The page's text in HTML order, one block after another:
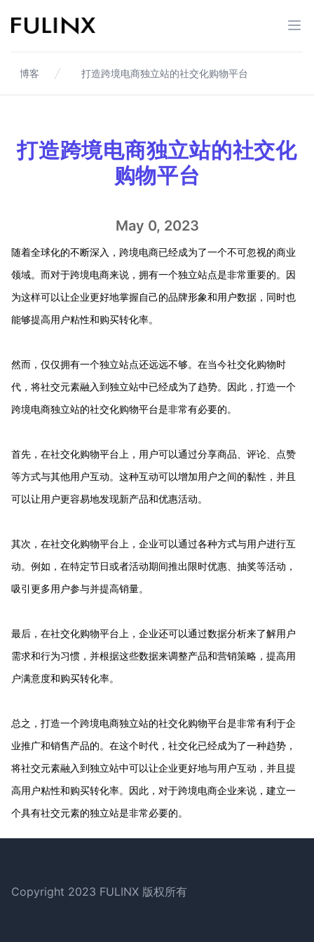
Fulinx-跨境电商独立站自建站平台
打
博客 打造跨境电商独立站的社交化购物平台
打造跨境电商独立站的社交化
购物平台
May 0, 2023
随着全球化的不断深入，跨境电商已经成为了一个不可忽视的商业
领域。而对于跨境电商来说，拥有一个独立站点是非常重要的。因
为这样可以让企业更好地掌握自己的品牌形象和用户数据，同时也
能够提高用户粘性和购买转化率。
然而，仅仅拥有一个独立站点还远远不够。在当今社交化购物时
代，将社交元素融入到独立站中已经成为了趋势。因此，打造一个
跨境电商独立站的社交化购物平台是非常有必要的。
首先，在社交化购物平台上，用户可以通过分享商品、评论、点赞
等方式与其他用户互动。这种互动可以增加用户之间的黏性，并且
可以让用户更容易地发现新产品和优惠活动。
其次，在社交化购物平台上，企业可以通过各种方式与用户进行互
动。例如，在特定节日或者活动期间推出限时优惠、抽奖等活动，
吸引更多用户参与并提高销量。
最后，在社交化购物平台上，企业还可以通过数据分析来了解用户
需求和行为习惯，并根据这些数据来调整产品和营销策略，提高用
户满意度和购买转化率。
总之，打造一个跨境电商独立站的社交化购物平台是非常有利于企
业推广和销售产品的。在这个时代，社交化已经成为了一种趋势，
将社交元素融入到独立站中可以让企业更好地与用户互动，并且提
高用户粘性和购买转化率。因此，对于跨境电商企业来说，建立一
个具有社交元素的独立站是非常必要的。
Copyright 2023 FULINX 版权所有